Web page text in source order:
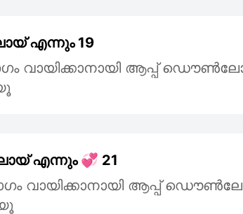
എന്നും 19
വായിക്കാനായി ആപ്പ്
എന്നും 💞 21
വായിക്കാനായി ആപ്പ്